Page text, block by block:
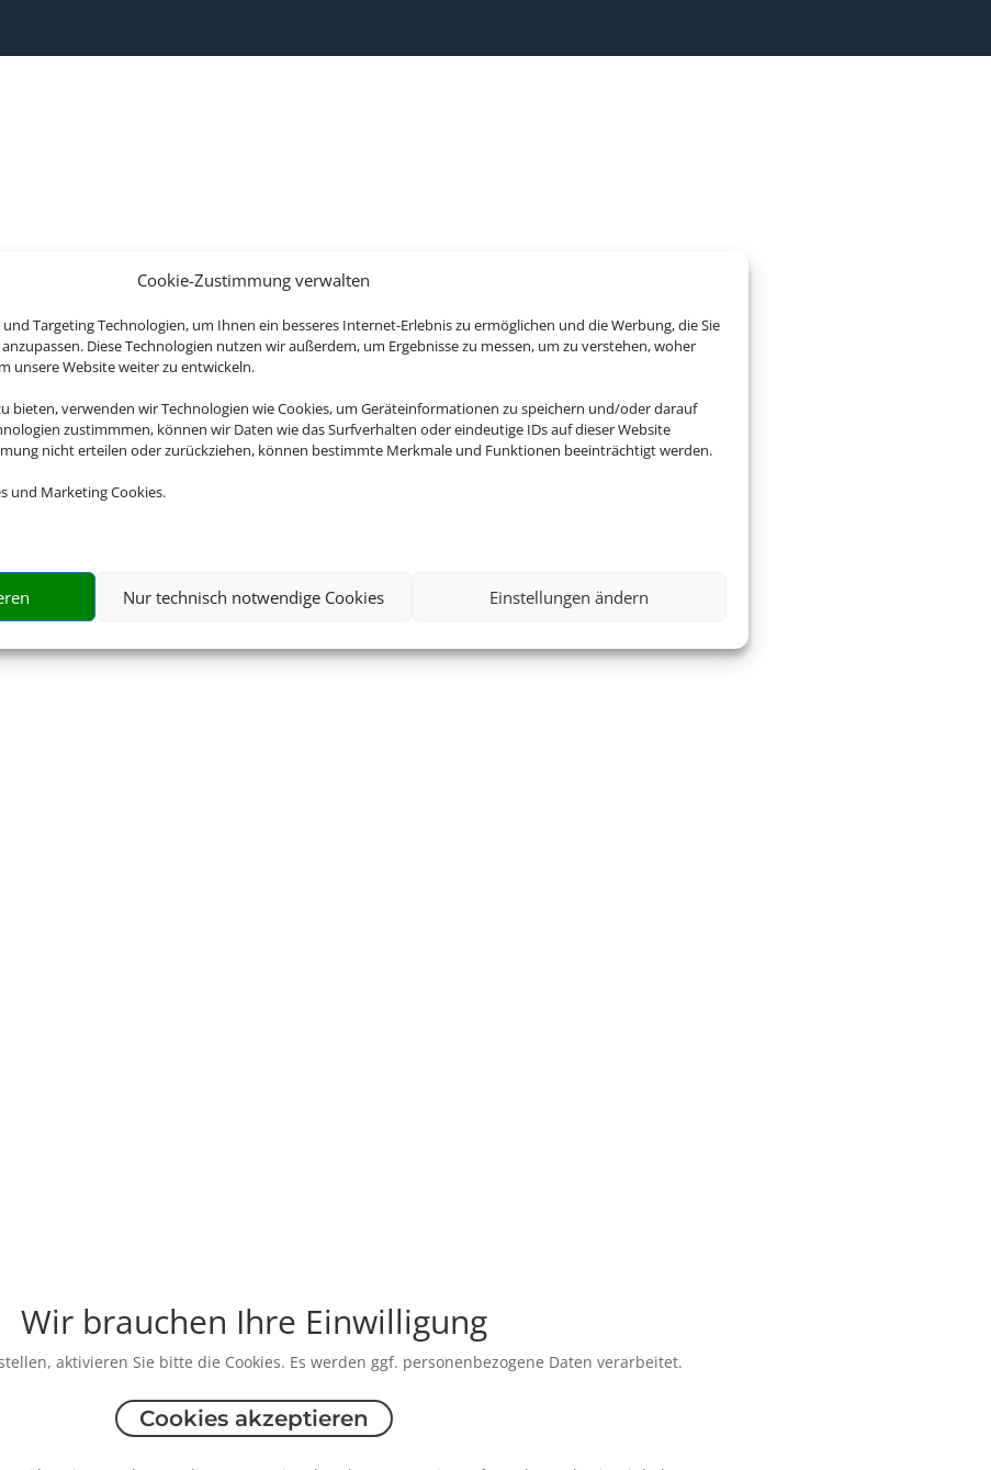
Cookie-Zustimmung verwalten
Targeting Technologien, um Ihnen ein besseres Internet-Erlebnis zu ermöglichen und die Werbung, die Sie
Diese Technologien nutzen wir außerdem, um Ergebnisse zu messen, um zu verstehen, woher
unsere Website weiter zu entwickeln.
bieten, verwenden wir Technologien wie Cookies, um Geräteinformationen zu speichern und/oder darauf
zustimmmen, können wir Daten wie das Surfverhalten oder eindeutige IDs auf dieser Website
nicht erteilen oder zurückziehen, können bestimmte Merkmale und Funktionen beeinträchtigt werden.
und Marketing Cookies.
Nur technisch notwendige Cookies Einstellungen ändern
Wir brauchen Ihre Einwilligung
aktivieren Sie bitte die Cookies. Es werden ggf. personenbezogene Daten verarbeitet.
Cookies akzeptieren